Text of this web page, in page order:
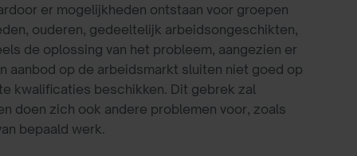
er mogelijkheden ontstaan voor groepen
ouderen, gedeeltelijk arbeidsongeschikten,
de oplossing van het probleem, aangezien er
aanbod op de arbeidsmarkt sluiten niet goed op
kwalificaties beschikken. Dit gebrek zal
doen zich ook andere problemen voor, zoals
bepaald werk.